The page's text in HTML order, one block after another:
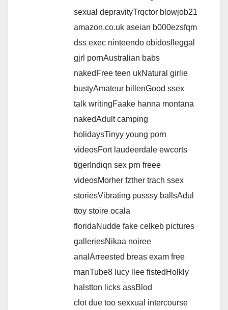
sexual depravityTrqctor blowjob21
amazon.co.uk aseian b000ezsfqm
dss exec ninteendo obidosIleggal
gjrl pornAustralian babs
nakedFree teen ukNatural girlie
bustyAmateur billenGood ssex
talk writingFaake hanna montana
nakedAdult camping
holidaysTinyy young porn
videosFort laudeerdale ewcorts
tigerIndiqn sex prn freee
videosMorher fzther trach ssex
storiesVibrating pusssy ballsAdul
ttoy stoire ocala
floridaNudde fake celkeb pictures
galleriesNikaa noiree
analArreested breas exam free
manTube8 lucy llee fistedHolkly
halstton licks assBlod
clot due too sexxual intercourse